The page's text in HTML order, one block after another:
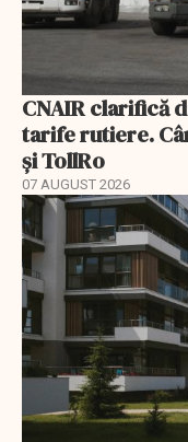
CNAIR clarifică
tarife rutiere.
și TollRo
07 AUGUST 2026